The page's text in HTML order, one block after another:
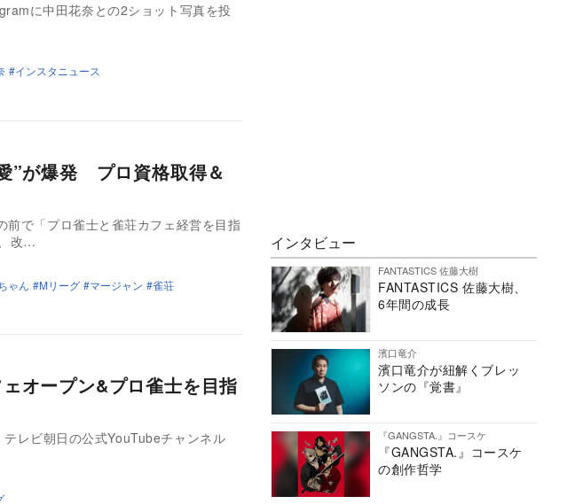
に中田花奈との2ショット写真を投
インスタニュース
”が爆発 プロ資格取得＆
で「プロ雀士と雀荘カフェ経営を目指
改…
ゃん Mリーグ マージャン 雀荘
オープン&プロ雀士を目指
レビ朝日の公式YouTubeチャンネル
インタビュー
FANTASTICS 佐藤大樹
FANTASTICS 佐藤大樹、
6年間の成長
濱口竜介
濱口竜介が紐解くブレッ
ソンの『覚書』
『GANGSTA.』コースケ
『GANGSTA.』コースケ
の創作哲学